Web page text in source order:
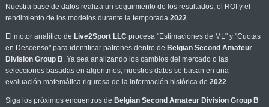
Nuestra base de datos realiza un seguimiento de los resultados, el ROI y el
rendimiento de los modelos durante la temporada 2022.
El motor analítico de Live2Sport LLC procesa "Estimaciones de ML" y "Cuotas
en Descenso" para identificar patrones dentro de Belgian Second Amateur
Division Group B. Ya sea analizando los cambios del mercado o las
selecciones basadas en algoritmos, nuestros datos se basan en una
evaluación matemática rigurosa de la información histórica de 2022.
Siga los próximos encuentros de Belgian Second Amateur Division Group B